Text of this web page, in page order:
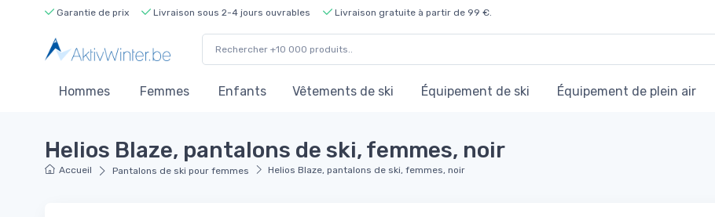
Garantie de prix Livraison sous 2-4 jours ouvrables Livraison gratuite à partir de 99 €.
Hommes Femmes Enfants Vêtements de ski Équipement de ski Équipement de plein air
Helios Blaze, pantalons de ski, femmes, noir
Accueil Pantalons de ski pour femmes Helios Blaze, pantalons de ski, femmes, noir